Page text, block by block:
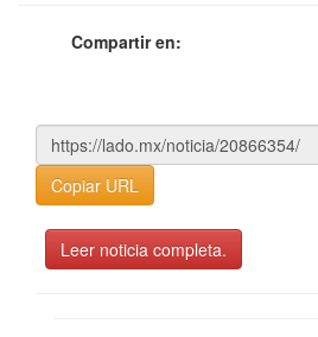
Compartir en:
Copiar URL
Leer noticia completa.